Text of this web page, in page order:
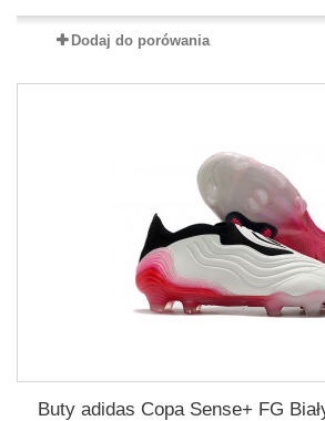
Dodaj do porówania
Buty adidas Copa Sense+ FG